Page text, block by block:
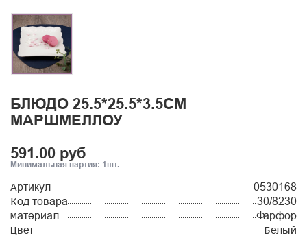
БЛЮДО 25.5*25.5*3.5СМ
МАРШМЕЛЛОУ
591.00 руб
Минимальная партия: 1шт.
Артикул
0530168
Код товара
30/8230
Материал
Фарфор
Цвет
Белый